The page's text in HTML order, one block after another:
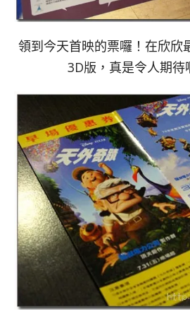
領到今天首映的票囉！在欣欣
3D版，真是令人期待